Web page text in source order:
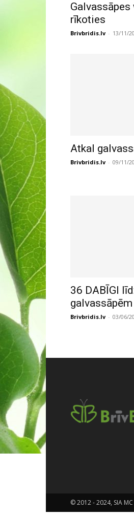
Galvassāpes
rīkoties
Brivbridis.lv - 13/11/
Atkal
Brivbridis.lv - 09/11/
36 DABĪGI
galvassāpēm
Brivbridis.lv - 03/06/
© 2012 - 2024, SIA